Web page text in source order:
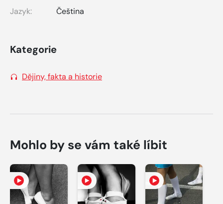
Jazyk:
Čeština
Kategorie
Dějiny, fakta a historie
Mohlo by se vám také líbit